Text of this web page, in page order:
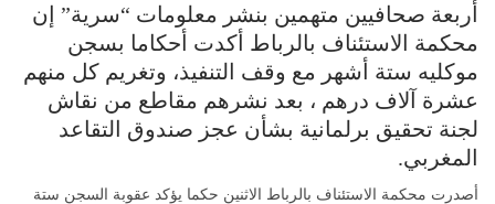
أربعة صحافيين متهمين بنشر معلومات “سرية” إن
محكمة الاستئناف بالرباط أكدت أحكاما بسجن
موكليه ستة أشهر مع وقف التنفيذ، وتغريم كل منهم
عشرة آلاف درهم ، بعد نشرهم مقاطع من نقاش
لجنة تحقيق برلمانية بشأن عجز صندوق التقاعد
المغربي.
أصدرت محكمة الاستئناف بالرباط الاثنين حكما يؤكد عقوبة السجن ستة